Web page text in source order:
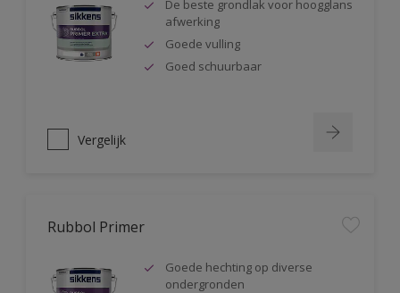
De beste grondlak voor hoogglans
afwerking
Goede vulling
Goed schuurbaar
Vergelijk
Rubbol Primer
Goede hechting op diverse
ondergronden